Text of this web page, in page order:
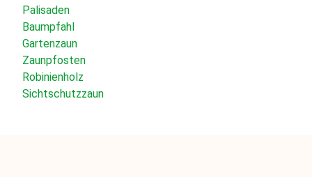
Palisaden
Baumpfahl
Gartenzaun
Zaunpfosten
Robinienholz
Sichtschutzzaun